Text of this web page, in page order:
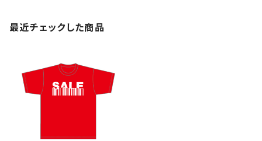
最近チェックした商品